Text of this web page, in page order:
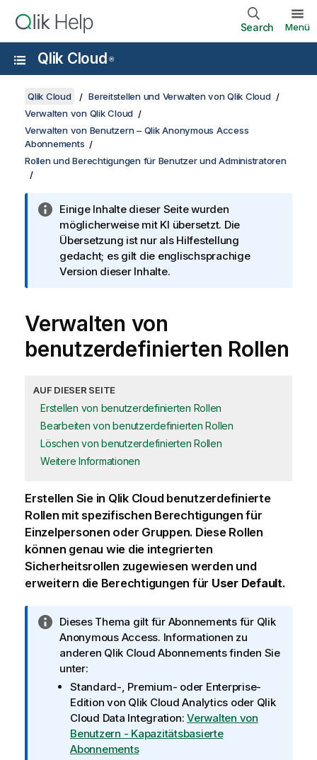
Search Menü
Qlik Cloud ®
Qlik Cloud
Bereitstellen und Verwalten von Qlik Cloud
Verwalten von Qlik Cloud
Verwalten von Benutzern – Qlik Anonymous Access
Abonnements
Rollen und Berechtigungen für Benutzer und Administratoren
Einige Inhalte dieser Seite wurden
möglicherweise mit KI übersetzt. Die
Übersetzung ist nur als Hilfestellung
gedacht; es gilt die englischsprachige
Version dieser Inhalte.
Verwalten von
benutzerdefinierten Rollen
AUF DIESER SEITE
Erstellen von benutzerdefinierten Rollen
Bearbeiten von benutzerdefinierten Rollen
Löschen von benutzerdefinierten Rollen
Weitere Informationen
Erstellen Sie in Qlik Cloudbenutzerdefinierte
Rollen mit spezifischen Berechtigungen für
Einzelpersonen oder Gruppen. Diese Rollen
können genau wie die integrierten
Sicherheitsrollen zugewiesen werden und
erweitern die Berechtigungen für User Default.
I
n
f
o
r
Dieses Thema gilt für Abonnements für Qlik
Anonymous Access. Informationen zu
anderen Qlik Cloud Abonnements finden Sie
unter:
Standard-, Premium- oder Enterprise-
Edition von Qlik Cloud Analytics oder Qlik
Cloud Data Integration: Verwalten von
Benutzern - Kapazitätsbasierte
Abonnements